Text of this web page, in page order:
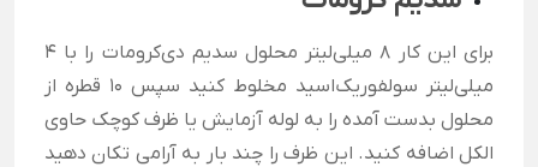
برای این کار ۸ میلی‌لیتر محلول سدیم دی‌کرومات را با ۴
میلی‌لیتر سولفوریک‌اسید مخلوط کنید سپس ۱۰ قطره از
محلول بدست آمده را به لوله آزمایش یا ظرف کوچک حاوی
الکل اضافه کنید. این ظرف را چند بار به آرامی تکان دهید